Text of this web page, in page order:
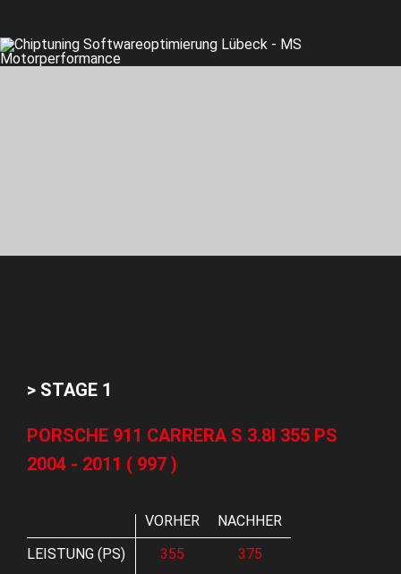
> STAGE 1
PORSCHE 911 CARRERA S 3.8I 355 PS
2004 - 2011 ( 997 )
VORHER
NACHHER
LEISTUNG (PS)
355
375